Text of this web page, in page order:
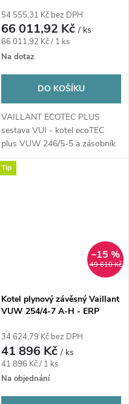
VUW+VIH CL 20 S) - ERP 4,2-
21,2kW, 20l bílá
54 555,31 Kč bez DPH
66 011,92 Kč/ ks
Měrná
cena:
66 011,92 Kč / 1 ks
Na dotaz
DO KOŠÍKU
VAILLANT ECOTEC PLUS
sestava VUI - kotel ecoTEC
plus VUW 246/5-5 a zásobník
VIH CL 20 S Sestava...
Tip
49 610 Kč
–15 %
Kotel plynový závěsný Vaillant
VUW 254/4-7 A-H - ERP
34 624,79 Kč bez DPH
41 896 Kč/ ks
Měrná
cena:
41 896 Kč / 1 ks
Na objednání